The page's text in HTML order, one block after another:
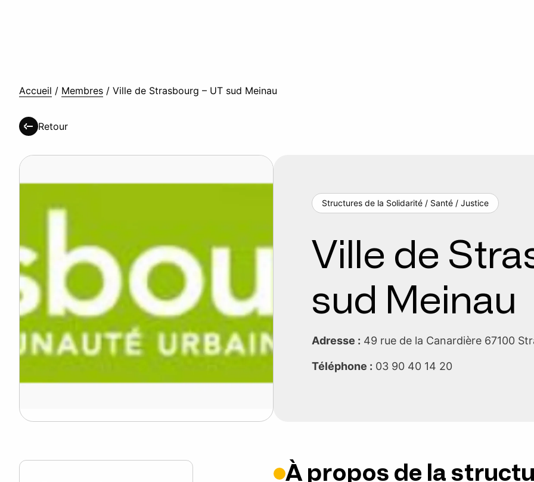
Accueil / Membres / Ville de Strasbourg – UT sud Meinau
Retour
Structures de la Solidarité / Santé / Justice
Ville de
sud Meinau
Adresse : 49 rue de la Canardière 67100
Téléphone : 03 90 40 14 20
À propos de la